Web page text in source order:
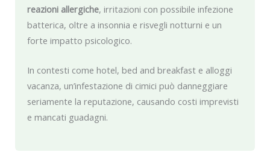
reazioni allergiche, irritazioni con possibile infezione
batterica, oltre a insonnia e risvegli notturni e un
forte impatto psicologico.
In contesti come hotel, bed and breakfast e alloggi
vacanza, un’infestazione di cimici può danneggiare
seriamente la reputazione, causando costi imprevisti
e mancati guadagni.